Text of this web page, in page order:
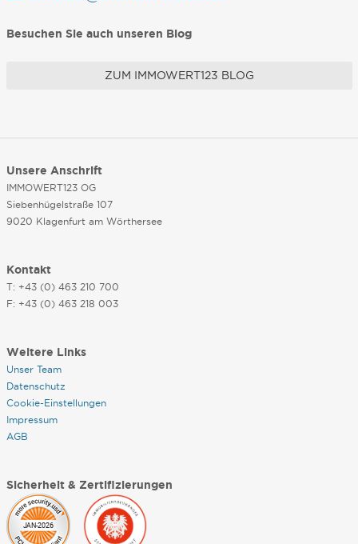
Besuchen Sie auch unseren Blog
ZUM IMMOWERT123 BLOG
Unsere Anschrift
IMMOWERT123 OG
Siebenhügelstraße 107
9020 Klagenfurt am Wörthersee
Kontakt
T: +43 (0) 463 210 700
F: +43 (0) 463 218 003
Weitere Links
Unser Team
Datenschutz
Cookie-Einstellungen
Impressum
AGB
Sicherheit & Zertifizierungen